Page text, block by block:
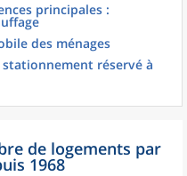
principales :
des ménages
stationnement réservé à
de logements par
1968